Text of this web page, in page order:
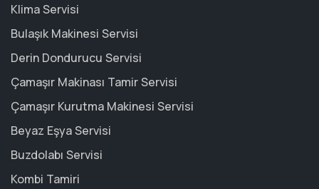
Klima Servisi
Bulaşık Makinesi Servisi
Derin Dondurucu Servisi
Çamaşır Makinası Tamir Servisi
Çamaşır Kurutma Makinesi Servisi
Beyaz Eşya Servisi
Buzdolabı Servisi
Kombi Tamiri